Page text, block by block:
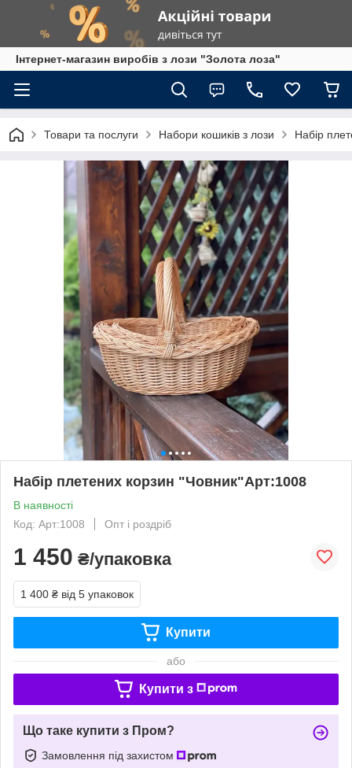
Інтернет-магазин виробів з лози "Золота лоза"
Товари та послуги Набори кошиків з лози Набір
Набір плетених корзин "Човник"Арт:1008
В наявності
Код: Арт:1008
Опт і роздріб
1 450 ₴/упаковка
1 400 ₴ від 5 упаковок
Купити
або
Купити з
Що таке купити з Пром?
Замовлення під захистом